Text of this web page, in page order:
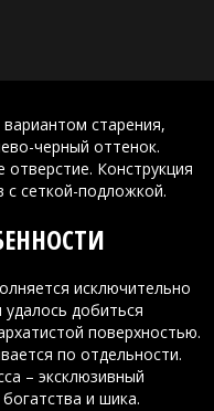
старения,
черный оттенок.
Конструкция
сеткой-подложкой.
исключительно
добиться
поверхностью.
по отдельности.
– эксклюзивный
и шика.